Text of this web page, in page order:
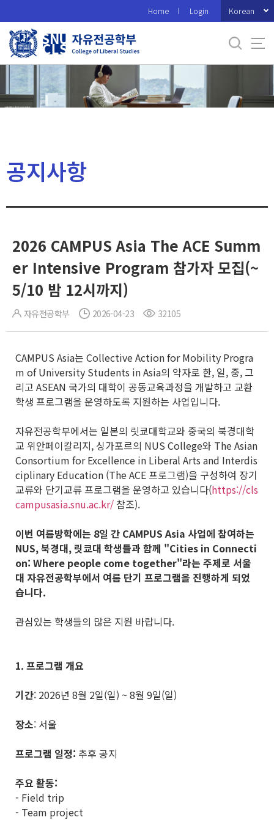
로
메
Home Login Korean
공지사항
2026 CAMPUS Asia The ACE Summ
er Intensive Program 참가자 모집(~
5/10 밤 12시까지)
자유전공학부 2026-04-23 32105
CAMPUS Asia는 Collective Action for Mobility Progra
m of University Students in Asia의 약자로 한, 일, 중, 그
리고 ASEAN 국가의 대학이 공동교육과정을 개발하고 교환
학생 프로그램을 운영하도록 지원하는 사업입니다.
자유전공학부에서는 일본의 릿쿄대학교와 중국의 북경대학
교 위안페이칼리지, 싱가포르의 NUS College와 The Asian
Consortium for Excellence in Liberal Arts and Interdis
ciplinary Education (The ACE 프로그램)을 구성하여 장기
교류와 단기교류 프로그램을 운영하고 있습니다(https://cls
campusasia.snu.ac.kr/ 참조).
이번 여름방학에는 8일 간 CAMPUS Asia 사업에 참여하는
NUS, 북경대, 릿쿄대 학생들과 함께 "Cities in Connecti
on: Where people come together"라는 주제로 서울
대 자유전공학부에서 여름 단기 프로그램을 진행하게 되었
습니다.
관심있는 학생들의 많은 지원 바랍니다.
1. 프로그램 개요
기간: 2026년 8월 2일(일) ~ 8월 9일(일)
장소: 서울
프로그램 일정: 추후 공지
주요 활동:
- Field trip
- Team project